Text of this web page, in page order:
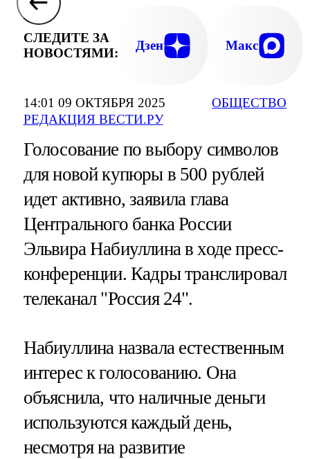
14:01 09 ОКТЯБРЯ 2025
РЕДАКЦИЯ ВЕСТИ.РУ
ОБЩЕСТВО
СЛЕДИТЕ ЗА
НОВОСТЯМИ:
Дзен Макс
Голосование по выбору символов
для новой купюры в 500 рублей
идет активно, заявила глава
Центрального банка России
Эльвира Набиуллина в ходе пресс-
конференции. Кадры транслировал
телеканал "Россия 24".
Набиуллина назвала естественным
интерес к голосованию. Она
объяснила, что наличные деньги
используются каждый день,
несмотря на развитие